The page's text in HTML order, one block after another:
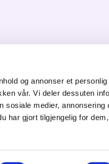
og annonser et
vår. Vi deler dessuten
sosiale medier,
har gjort tilgjengelig for